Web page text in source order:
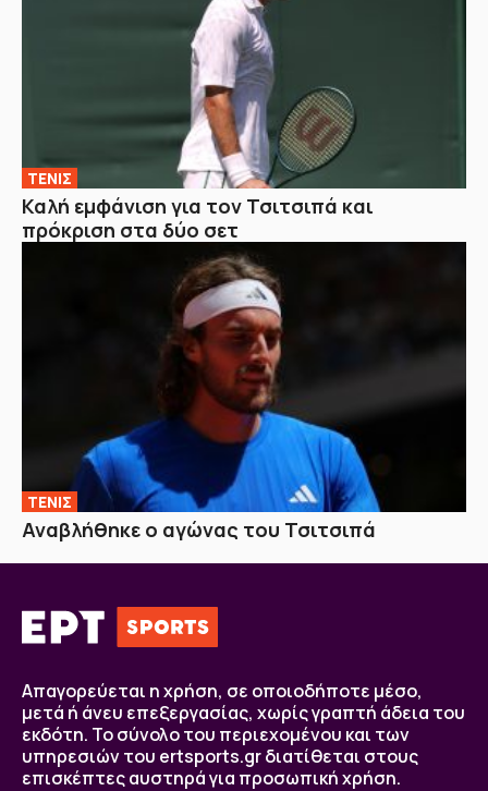
ΤΕΝΙΣ
Καλή εμφάνιση για τον Τσιτσιπά και
πρόκριση στα δύο σετ
ΤΕΝΙΣ
Αναβλήθηκε ο αγώνας του Τσιτσιπά
Απαγορεύεται η χρήση, σε οποιοδήποτε μέσο,
μετά ή άνευ επεξεργασίας, χωρίς γραπτή άδεια του
εκδότη. Το σύνολο του περιεχομένου και των
υπηρεσιών του ertsports.gr διατίθεται στους
επισκέπτες αυστηρά για προσωπική χρήση.